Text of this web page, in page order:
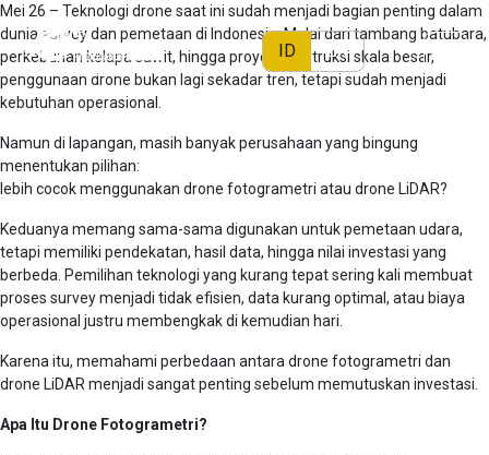
ID EN
Mei 26 – Teknologi drone saat ini sudah menjadi bagian penting dalam
dunia survey dan pemetaan di Indonesia. Mulai dari tambang batubara,
perkebunan kelapa sawit, hingga proyek konstruksi skala besar,
penggunaan drone bukan lagi sekadar tren, tetapi sudah menjadi
kebutuhan operasional.
Namun di lapangan, masih banyak perusahaan yang bingung
menentukan pilihan:
lebih cocok menggunakan drone fotogrametri atau drone LiDAR?
Keduanya memang sama-sama digunakan untuk pemetaan udara,
tetapi memiliki pendekatan, hasil data, hingga nilai investasi yang
berbeda. Pemilihan teknologi yang kurang tepat sering kali membuat
proses survey menjadi tidak efisien, data kurang optimal, atau biaya
operasional justru membengkak di kemudian hari.
Karena itu, memahami perbedaan antara drone fotogrametri dan
drone LiDAR menjadi sangat penting sebelum memutuskan investasi.
Apa Itu Drone Fotogrametri?